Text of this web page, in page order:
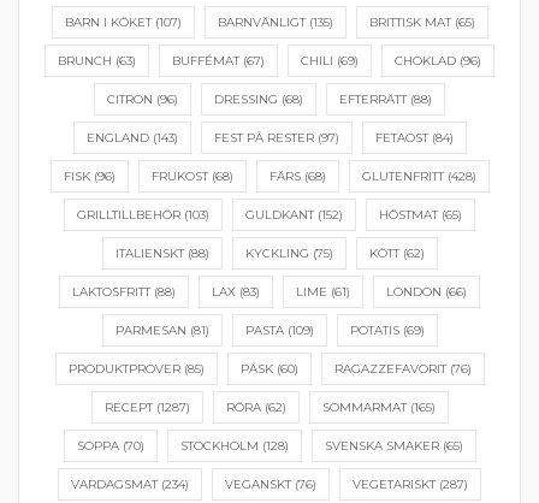
BARN I KÖKET(107) BARNVÄNLIGT(135) BRITTISK MAT(65)
BRUNCH (63) BUFFÉMAT(67) CHILI (69) CHOKLAD (96)
CITRON (96) DRESSING (68) EFTERRÄTT(88)
ENGLAND(143) FEST PÅ RESTER(97) FETAOST(84)
FISK(96) FRUKOST(68) FÄRS(68) GLUTENFRITT(428)
GRILLTILLBEHÖR (103) GULDKANT(152) HÖSTMAT(65)
ITALIENSKT(88) KYCKLING (75) KÖTT(62)
LAKTOSFRITT(88) LAX (83) LIME (61) LONDON (66)
PARMESAN (81) PASTA(109) POTATIS(69)
PRODUKTPROVER(85) PÅSK(60) RAGAZZEFAVORIT(76)
RECEPT(1287) RÖRA(62) SOMMARMAT(165)
SOPPA(70) STOCKHOLM (128) SVENSKA SMAKER(65)
VARDAGSMAT(234) VEGANSKT(76) VEGETARISKT(287)